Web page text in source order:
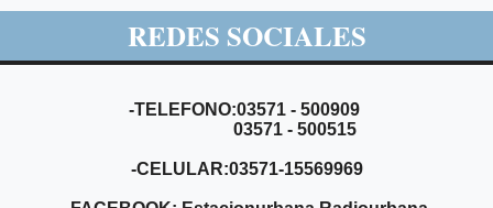
REDES SOCIALES
-TELEFONO:03571 - 500909
03571 - 500515
-CELULAR:03571-15569969